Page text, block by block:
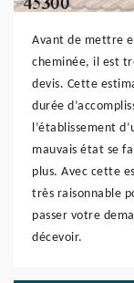
Avant de mettre
cheminée, il est
devis. Cette
durée
l’établissement
mauvais état se
plus. Avec cette
très raisonnable
passer votre
décevoir.